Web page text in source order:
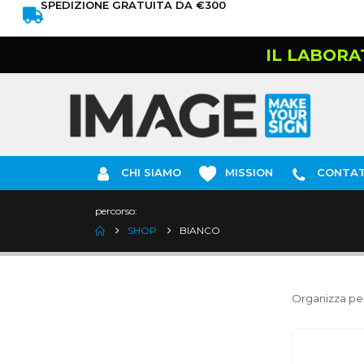
SPEDIZIONE GRATUITA DA €300
IL
CHI SIAMO MISSION
percorso:
SHOP
BIANCO
Organizza